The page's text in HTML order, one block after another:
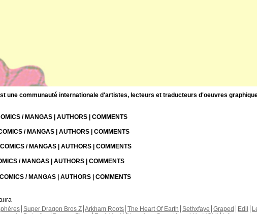
une communauté internationale d'artistes, lecteurs et traducteurs d'oeuvres
/ MANGAS | AUTHORS | COMMENTS
/ MANGAS | AUTHORS | COMMENTS
/ MANGAS | AUTHORS | COMMENTS
/ MANGAS | AUTHORS | COMMENTS
/ MANGAS | AUTHORS | COMMENTS
Super Dragon Bros Z Arkham Roots The Heart Of Earth Sethxfaye Graped Edil